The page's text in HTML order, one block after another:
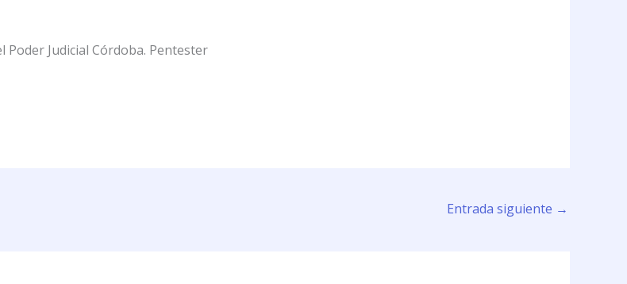
Judicial Córdoba. Pentester
Entrada siguiente →